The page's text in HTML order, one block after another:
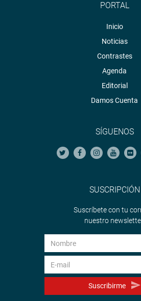
PORTAL
Inicio
Noticias
Contrastes
Agenda
Editorial
Damos Cuenta
SÍGUENOS
SUSCRIPCIÓN
Suscríbete con tu
nuestro
Suscribirme